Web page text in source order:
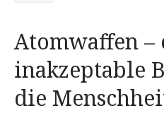
Atomwaffen –
inakzeptable
die